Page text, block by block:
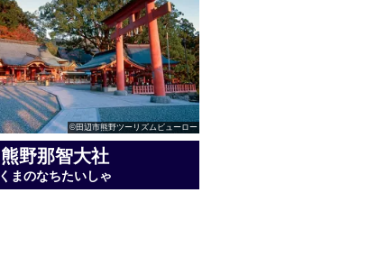
©田辺市熊野ツーリズムビューロー
熊野那智大社
くまのなちたいしゃ